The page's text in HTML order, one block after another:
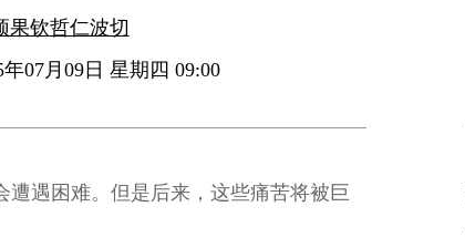
果钦哲仁波切
07月09日 星期四 09:00
遭遇困难。但是后来，这些痛苦将被巨